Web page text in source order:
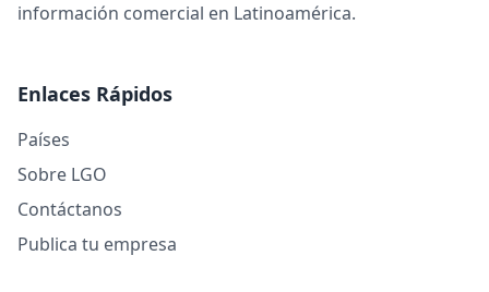
información comercial en Latinoamérica.
Enlaces Rápidos
Países
Sobre LGO
Contáctanos
Publica tu empresa